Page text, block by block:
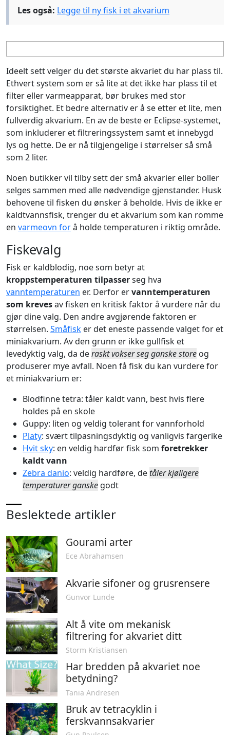
Les også: Legge til ny fisk i et akvarium
Ideelt sett velger du det største akvariet du har plass til.
Ethvert system som er så lite at det ikke har plass til et
filter eller varmeapparat, bør brukes med stor
forsiktighet. Et bedre alternativ er å se etter et lite, men
fullverdig akvarium. En av de beste er Eclipse-systemet,
som inkluderer et filtreringssystem samt et innebygd
lys og hette. De er nå tilgjengelige i størrelser så små
som 2 liter.
Noen butikker vil tilby sett der små akvarier eller boller
selges sammen med alle nødvendige gjenstander. Husk
behovene til fisken du ønsker å beholde. Hvis de ikke er
kaldtvannsfisk, trenger du et akvarium som kan romme
en varmeovn forå holde temperaturen i riktig område.
Fiskevalg
Fisk er kaldblodig, noe som betyr at
kroppstemperaturen tilpasserseg hva
vanntemperaturen er. Derfor ervanntemperaturen
som krevesav fisken en kritisk faktor å vurdere når du
gjør dine valg. Den andre avgjørende faktoren er
størrelsen. Småfisk er det eneste passende valget for et
miniakvarium. Av den grunn er ikke gullfisk et
levedyktig valg, da deraskt vokser seg ganske store og
produserer mye avfall. Noen få fisk du kan vurdere for
et miniakvarium er:
Blodfinne tetra: tåler kaldt vann, best hvis flere
holdes på en skole
Guppy: liten og veldig tolerant for vannforhold
Platy: svært tilpasningsdyktig og vanligvis fargerike
Hvit sky: en veldig hardfør fisk som foretrekker
kaldt vann
Zebra danio: veldig hardføre, de tåler kjøligere
temperaturer ganske godt
Beslektede artikler
Gourami arter
Ece Abrahamsen
Akvarie sifoner og grusrensere
Gunvor Lunde
Alt å vite om mekanisk
filtrering for akvariet ditt
Storm Kristiansen
Har bredden på akvariet noe
betydning?
Tania Andresen
Bruk av tetracyklin i
ferskvannsakvarier